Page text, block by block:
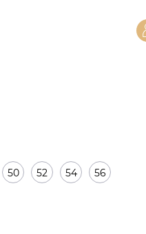
50 52 54
56